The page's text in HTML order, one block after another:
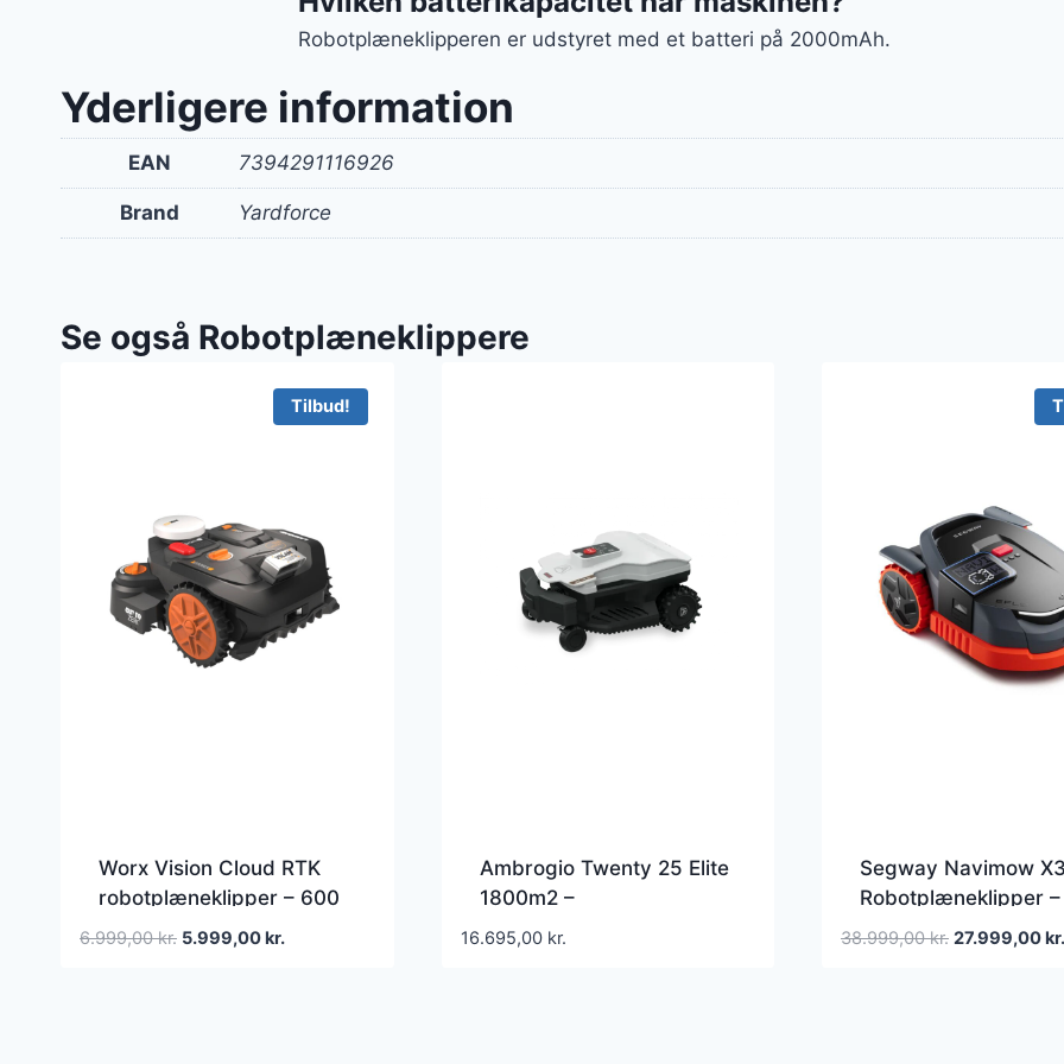
Robotplæneklipperen er udstyret med et batteri på 2000mAh.
Yderligere information
EAN 7394291116926
Brand Yardforce
Se også Robotplæneklippere
Tilbud!
Worx Vision Cloud RTK
robotplæneklipper – 600
m2 – WR306E.1
6.999,00kr. Den
5.999,00kr.Den
Ambrogio Twenty 25 Elite
1800m2 –
Robotplæneklipper
16.695,00 kr.
Segway Navimow
Robotplæneklipper –
10.000 m2
38.999,00kr. Den
27.999,00kr.